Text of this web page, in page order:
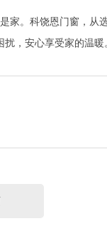
家。科饶恩门窗，从
，安心享受家的温